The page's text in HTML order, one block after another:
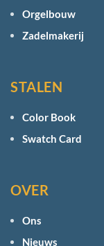
Orgelbouw
Zadelmakerij
STALEN
Color Book
Swatch Card
OVER
Ons
Nieuws